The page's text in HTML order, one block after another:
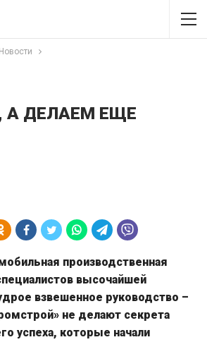
Новости
А ДЕЛАЕМ ЕЩЕ
производственная
высочайшей
взвешенное руководство –
не делают секрета
успеха, которые начали